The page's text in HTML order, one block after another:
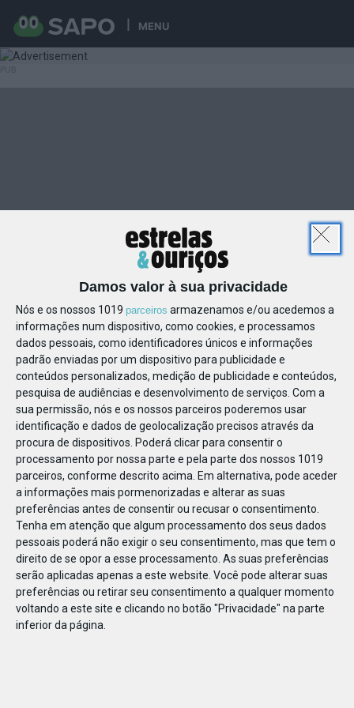
MENU
Damos valor à sua privacidade
Nós e os nossos 1019 parceiros armazenamos e/ou acedemos a
informações num dispositivo, como cookies, e processamos
dados pessoais, como identificadores únicos e informações
padrão enviadas por um dispositivo para publicidade e
conteúdos personalizados, medição de publicidade e conteúdos,
pesquisa de audiências e desenvolvimento de serviços. Com a
sua permissão, nós e os nossos parceiros poderemos usar
identificação e dados de geolocalização precisos através da
procura de dispositivos. Poderá clicar para consentir o
processamento por nossa parte e pela parte dos nossos 1019
parceiros, conforme descrito acima. Em alternativa, pode aceder
a informações mais pormenorizadas e alterar as suas
preferências antes de consentir ou recusar o consentimento.
Tenha em atenção que algum processamento dos seus dados
pessoais poderá não exigir o seu consentimento, mas que tem o
direito de se opor a esse processamento. As suas preferências
serão aplicadas apenas a este website. Você pode alterar suas
preferências ou retirar seu consentimento a qualquer momento
voltando a este site e clicando no botão "Privacidade" na parte
inferior da página.
85124479180101